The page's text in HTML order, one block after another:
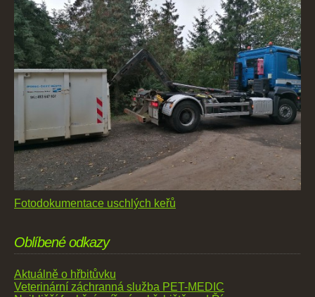
Fotodokumentace uschlých keřů
Oblíbené odkazy
Aktuálně o hřbitůvku
Veterinární záchranná služba PET-MEDIC